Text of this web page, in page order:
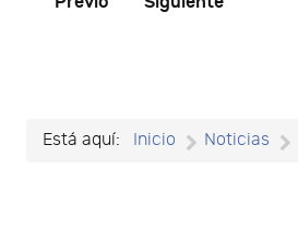
Está aquí: Inicio Noticias